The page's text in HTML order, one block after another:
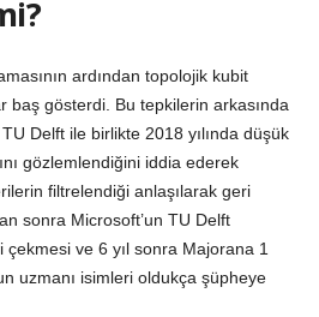
ardından topolojik kubit
baş gösterdi. Bu tepkilerin arkasında
Delft ile birlikte 2018 yılında düşük
gözlemlendiğini iddia ederek
filtrelendiği anlaşılarak geri
sonra Microsoft’un TU Delft
çekmesi ve 6 yıl sonra Majorana 1
uzmanı isimleri oldukça şüpheye